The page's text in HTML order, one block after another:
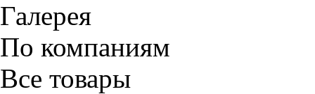
Галерея
По компаниям
Все товары